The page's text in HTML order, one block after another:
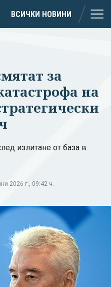
ВСИЧКИ НОВИНИ
за
на
излитане от база в
2026 г., 09:42 ч.